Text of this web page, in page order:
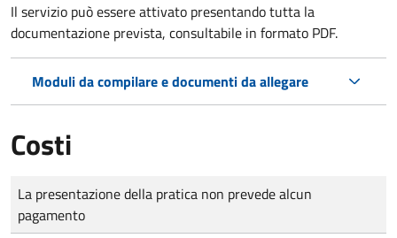
Il servizio può essere attivato presentando tutta la
documentazione prevista, consultabile in formato PDF.
Moduli da compilare e documenti da allegare
Costi
Tipo di pagamento
Importo
La presentazione della pratica non prevede alcun
pagamento